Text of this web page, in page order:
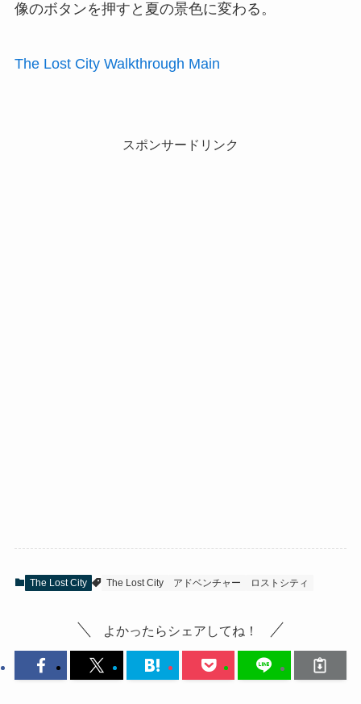
像のボタンを押すと夏の景色に変わる。
The Lost City Walkthrough Main
スポンサードリンク
The Lost City The Lost City アドベンチャー ロストシティ
よかったらシェアしてね！